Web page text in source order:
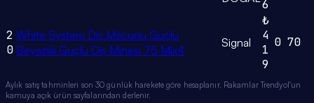
6
2
0
White System Diş Macunu Güçlü
Beyazlık Güçlü Diş Minesi 75 Mlx4
Signal
₺
4
1
9
0 70
Aylık satış tahminleri son 30 günlük harekete göre hesaplanır. Rakamlar Trendyol'un
kamuya açık ürün sayfalarından derlenir.